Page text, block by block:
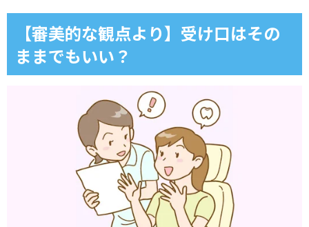
【審美的な観点より】受け口はその
ままでもいい？